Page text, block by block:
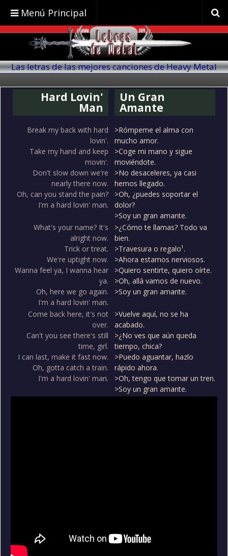
Menú Principal
Las letras de las mejores canciones de Heavy Metal
Hard Lovin'
Man
Un Gran
Amante
Break my back with hard
lovin'.
Take my hand and keep
movin'.
Don't slow down we're
nearly there now.
Oh, can you stand the pain?
I'm a hard lovin' man.
>Rómpeme el alma con
mucho amor.
>Coge mi mano y sigue
moviéndote.
>No desaceleres, ya casi
hemos llegado.
>Oh, ¿puedes soportar el
dolor?
>Soy un gran amante.
What's your name? It's
alright now.
Trick or treat.
We're uptight now.
Wanna feel ya, I wanna hear
ya.
Oh, here we go again.
I'm a hard lovin' man.
>¿Cómo te llamas? Todo va
bien.
>Travesura o regalo¹.
>Ahora estamos nerviosos.
>Quiero sentirte, quiero oírte.
>Oh, allá vamos de nuevo.
>Soy un gran amante.
Come back here, it's not
over.
Can't you see there's still
time, girl.
I can last, make it fast now.
Oh, gotta catch a train.
I'm a hard lovin' man.
>Vuelve aquí, no se ha
acabado.
>¿No ves que aún queda
tiempo, chica?
>Puedo aguantar, hazlo
rápido ahora.
>Oh, tengo que tomar un tren.
>Soy un gran amante.